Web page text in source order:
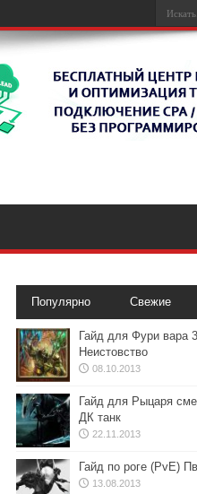
Популярно Свежие
Гайд для Фури вара
Неистовство
08.10.2013
Гайд для Рыцаря
ДК танк
22.11.2013
Гайд по роге (PvE)
13.08.2013